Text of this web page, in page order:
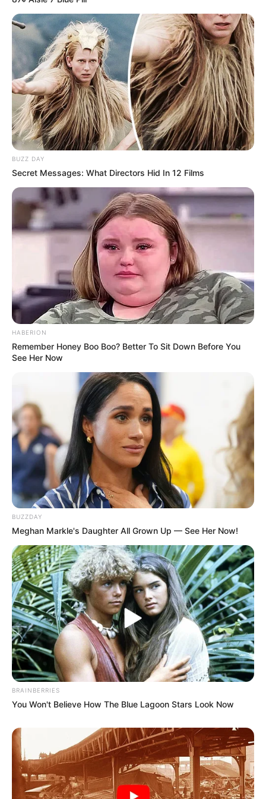
Deshalb war Ludwigsstadt einmal ein Zentrum der
Herstellung von Schiefertafeln. In dem Museum wird
deshalb unter anderem die Geschichte der
Herstellung des einst unentbehrlichen
Schulutensils, vom einfachen Hausgewerbe bis zur
industriellen Fertigung, ausführlich dargestellt.
Informationen unterwww.schiefermuseum.de.
Bergerlebnis Markt Höhler - Ausstellungen zum
Lobensteiner Bergbau und zur deutschen
Geschichte in der einst größten Bierfelsenkellerei
von Lobenstein. Informationen unter
hler.de.
Neues Schloss in Bad Lobenstein - In der kleinen
Schlossanlage mit Park und Pavillon befindet sich
ein Museum. Schwerpunkt der Ausstellung ist die
Reußische Regional- und Münzgeschichte.
Informationen unterde.wikipedia.org/wiki/
hloss (Bad Lobenstein).
Buteile-Park in Neustadt (Orla) - Vor 5
Jahrhunderten speiste die Buteile-Quelle die erste
Wasserleitung von Neustadt (Orla). Genau hier
attraktiver Ort "lebendiger Geschichte". Die
Buteile-Park unternehmen eine spannende,
technikhistorische Zeitreise, auf der Sie das
"Abenteuer Technik" stets neu erfahren. Aktuell
werden über 150 erlebbare Exponate gezeigt.
Informationen unter
www.buteile-park.de
Eingetragen von Buteile-Park GmbH & Co. KG (
mit
redaktioneller Änderung durch Quermania
Ferienlandeisenbahn Crispendorf (bei Schleiz) -
Eine seltene Sehenswürdigkeit für Groß und Klein
im Saale-Orla-Kreis mit historischen Wurzeln. Die
kleine Eisenbahn mit ihrem besonderen Fuhrpark
befindet sich im schönen Tal der Wisenta unweit von
Crispendorf. Der Rundkurs der
Ferienlandeisenbahn ist 2,1 Kilometer lang und
befindet sich im Tal des kleinen Flüsschens
"Wisenta". Die kleinen Züge verkehren mit einer
Höchstgeschwindigkeit von 10 km/h und benötigen
so für eine Rundfahrt knapp 20 Minuten. Die
Ferienlandeisenbahn fährt von Mai bis Oktober
jeden dritten Sonntag, an bestimmten Feiertagen
wie Himmelfahrt oder Pfingsten sowie auf
Bestellung. Jedes Jahr im Sommer findet ein großes
Eisenbahnfest statt. Zu Ostern und auch im Herbst
Informationen unter www.ferienlandeisenbahn.de
Eingetragen von Ferienlandeisenbahn Crispendorf
e.V..
Thermometermuseum in Geraberg - Die
BUZZ DAY
Secret Messages: What Directors Hid In 12 Films
HABERION
Remember Honey Boo Boo? Better To Sit Down Before You
See Her Now
BUZZDAY
Meghan Markle's Daughter All Grown Up — See Her Now!
BRAINBERRIES
You Won't Believe How The Blue Lagoon Stars Look Now